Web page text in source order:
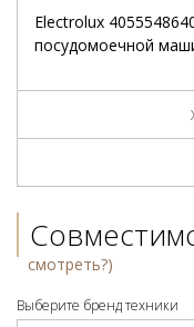
Electrolux
посудомоечной
смотреть?)
Выберите бренд техники